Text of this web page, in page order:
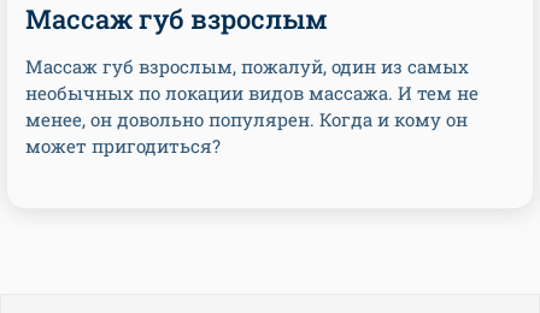
Массаж губ взрослым
Массаж губ взрослым, пожалуй, один из самых
необычных по локации видов массажа. И тем не
менее, он довольно популярен. Когда и кому он
может пригодиться?